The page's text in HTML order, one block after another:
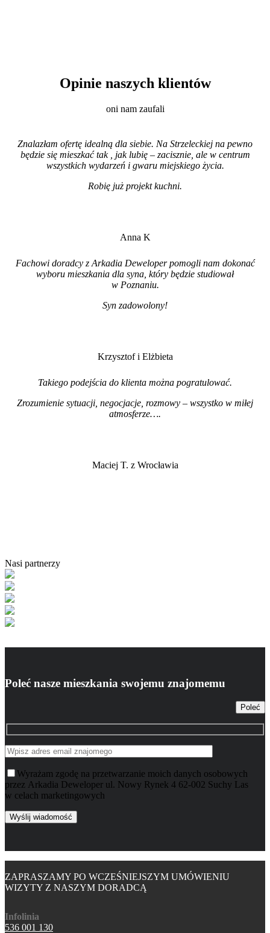
Opinie naszych klientów
oni nam zaufali
Znalazłam ofertę idealną dla siebie. Na Strzeleckiej na pewno
będzie się mieszkać tak , jak lubię – zacisznie, ale w centrum
wszystkich wydarzeń i gwaru miejskiego życia.
Robię już projekt kuchni.
Anna K
Fachowi doradcy z Arkadia Deweloper pomogli nam dokonać
wyboru mieszkania dla syna, który będzie studiował
w Poznaniu.
Syn zadowolony!
Krzysztof i Elżbieta
Takiego podejścia do klienta można pogratulować.
Zrozumienie sytuacji, negocjacje, rozmowy – wszystko w miłej
atmosferze….
Maciej T. z Wrocławia
Nasi partnerzy
Poleć nasze mieszkania swojemu znajomemu
Poleć
Wyrażam zgodę na przetwarzanie moich danych osobowych
przez Arkadia Deweloper ul. Nowy Rynek 4 62-002 Suchy Las
w celach marketingowych
ZAPRASZAMY PO WCZEŚNIEJSZYM UMÓWIENIU
WIZYTY Z NASZYM DORADCĄ
Infolinia
536 001 130